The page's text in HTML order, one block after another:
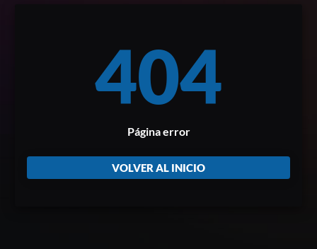
404
Página error
VOLVER AL INICIO